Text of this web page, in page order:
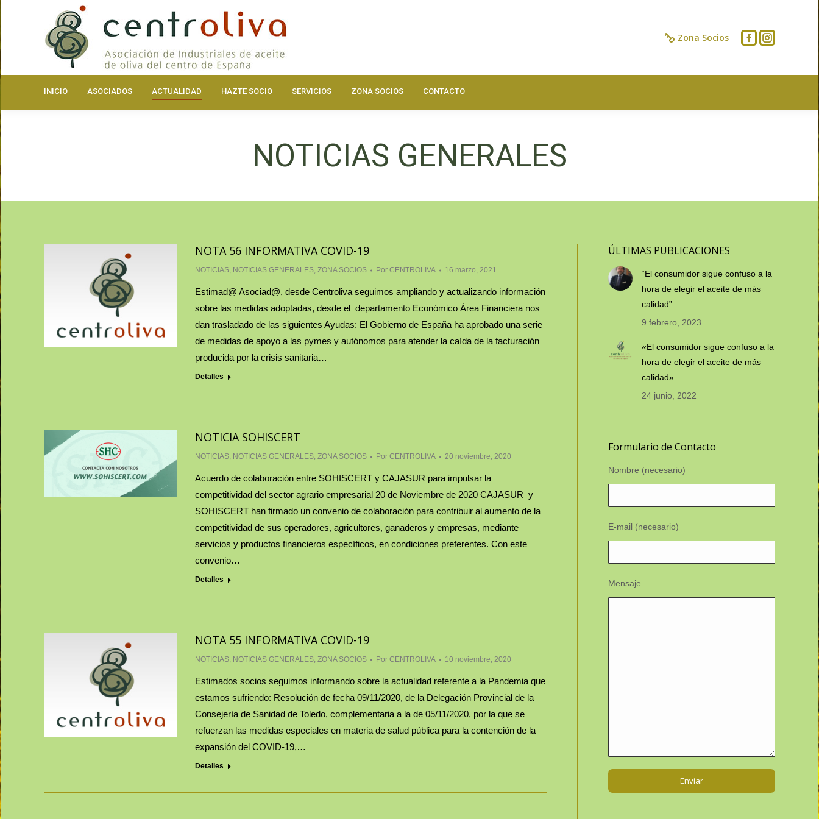
Zona Socios
INICIO ASOCIADOS ACTUALIDAD HAZTE SOCIO SERVICIOS ZONA SOCIOS CONTACTO
NOTICIAS GENERALES
NOTA 56 INFORMATIVA COVID-19
NOTICIAS, NOTICIAS GENERALES, ZONA SOCIOS Por CENTROLIVA 16 marzo, 2021
Estimad@ Asociad@, desde Centroliva seguimos ampliando y actualizando información
sobre las medidas adoptadas, desde el departamento Económico Área Financiera nos
dan trasladado de las siguientes Ayudas: El Gobierno de España ha aprobado una serie
de medidas de apoyo a las pymes y autónomos para atender la caída de la facturación
producida por la crisis sanitaria…
Detalles
NOTICIA SOHISCERT
NOTICIAS, NOTICIAS GENERALES, ZONA SOCIOS Por CENTROLIVA 20 noviembre, 2020
Acuerdo de colaboración entre SOHISCERT y CAJASUR para impulsar la
competitividad del sector agrario empresarial 20 de Noviembre de 2020 CAJASUR y
SOHISCERT han firmado un convenio de colaboración para contribuir al aumento de la
competitividad de sus operadores, agricultores, ganaderos y empresas, mediante
servicios y productos financieros específicos, en condiciones preferentes. Con este
convenio…
Detalles
NOTA 55 INFORMATIVA COVID-19
NOTICIAS, NOTICIAS GENERALES, ZONA SOCIOS Por CENTROLIVA 10 noviembre, 2020
Estimados socios seguimos informando sobre la actualidad referente a la Pandemia que
estamos sufriendo: Resolución de fecha 09/11/2020, de la Delegación Provincial de la
Consejería de Sanidad de Toledo, complementaria a la de 05/11/2020, por la que se
refuerzan las medidas especiales en materia de salud pública para la contención de la
expansión del COVID-19,…
Detalles
ÚLTIMAS PUBLICACIONES
“El consumidor sigue confuso a la
hora de elegir el aceite de más
calidad”
9 febrero, 2023
«El consumidor sigue confuso a la
hora de elegir el aceite de más
calidad»
24 junio, 2022
Formulario de Contacto
Nombre (necesario)
E-mail (necesario)
Mensaje
ASOCIADOS